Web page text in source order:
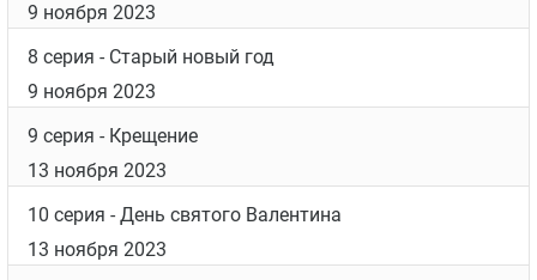
9 ноября 2023
8 серия - Старый новый год
9 ноября 2023
9 серия - Крещение
13 ноября 2023
10 серия - День святого Валентина
13 ноября 2023